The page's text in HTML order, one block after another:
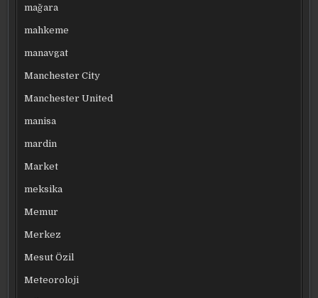
mağara
mahkeme
manavgat
Manchester City
Manchester United
manisa
mardin
Market
meksika
Memur
Merkez
Mesut Özil
Meteoroloji